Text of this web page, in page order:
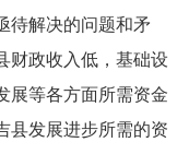
待解决的问题和矛
财政收入低，基础设
展等各方面所需资金
县发展进步所需的资